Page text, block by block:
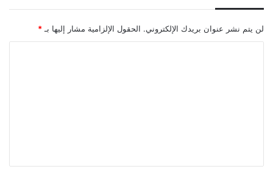
لن يتم نشر عنوان بريدك الإلكتروني. الحقول الإلزامية مشار إليها بـ *